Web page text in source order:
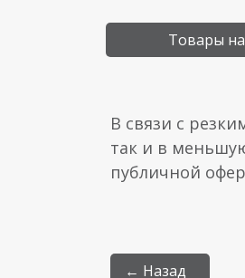
Товары
В связи с
так и в
публичной
← Назад